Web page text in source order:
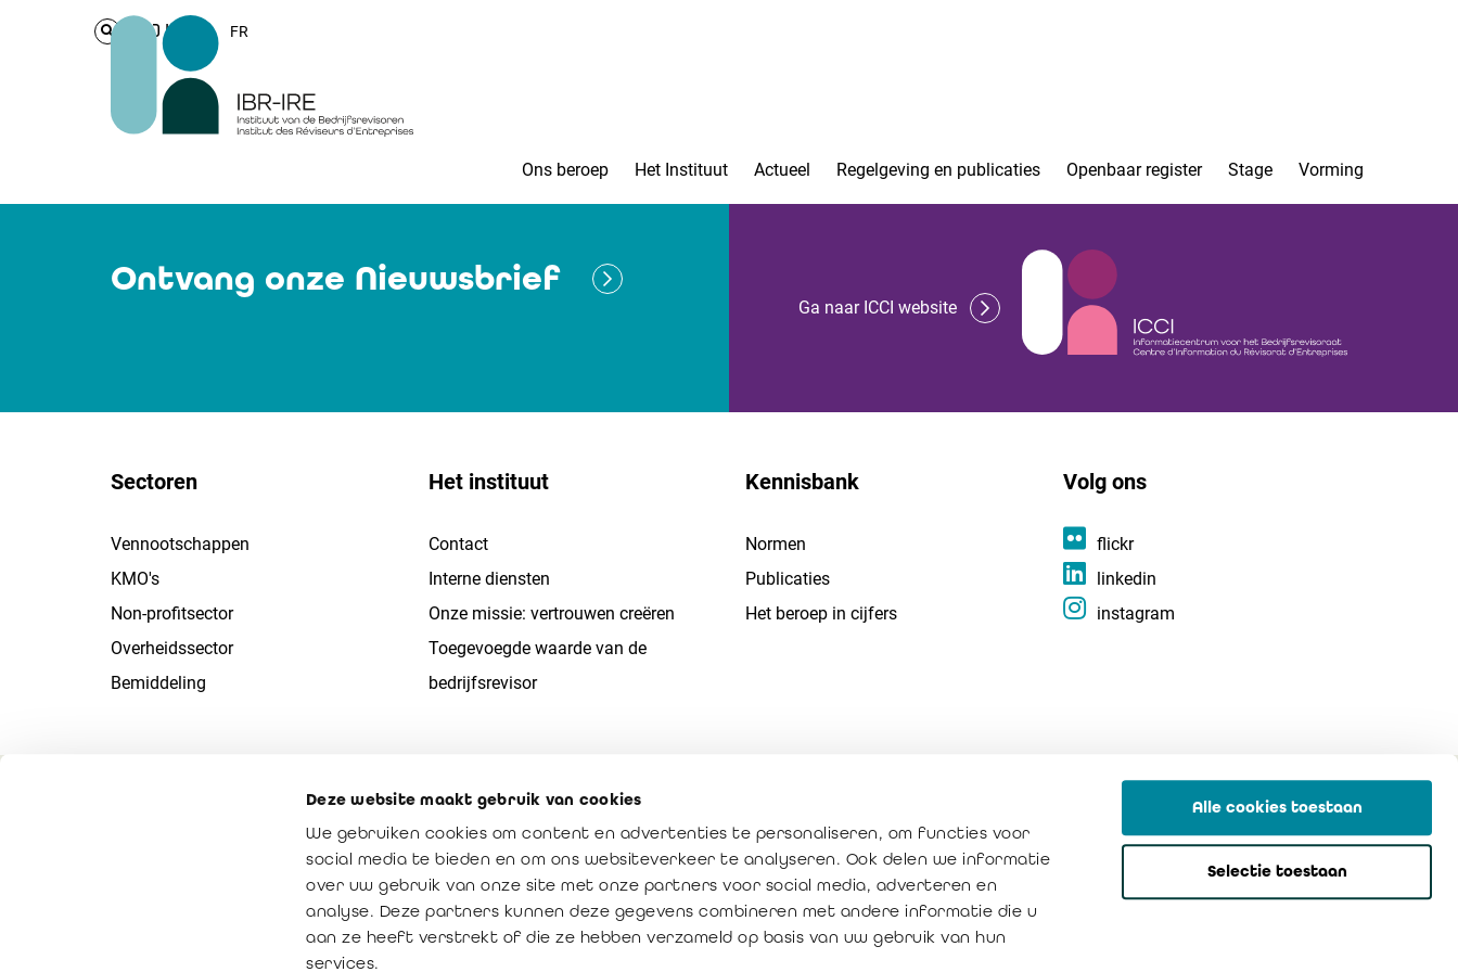
Deze website maakt gebruik van cookies
We gebruiken cookies om content en advertenties te personaliseren, om functies voor
social media te bieden en om ons websiteverkeer te analyseren. Ook delen we informatie
over uw gebruik van onze site met onze partners voor social media, adverteren en
analyse. Deze partners kunnen deze gegevens combineren met andere informatie die u
aan ze heeft verstrekt of die ze hebben verzameld op basis van uw gebruik van hun
services.
Alle cookies toestaan
Selectie toestaan
Login FR
Ons beroep Het Instituut Actueel Regelgeving en publicaties Openbaar register Stage Vorming
Ontvang onze Nieuwsbrief
Ga naar ICCI website
Sectoren
Vennootschappen
KMO's
Non-profitsector
Overheidssector
Bemiddeling
Het instituut
Contact
Interne diensten
Onze missie: vertrouwen creëren
Toegevoegde waarde van de
bedrijfsrevisor
Kennisbank
Normen
Publicaties
Het beroep in cijfers
Volg ons
flickr
linkedin
instagram
Privacybeleid Cookies